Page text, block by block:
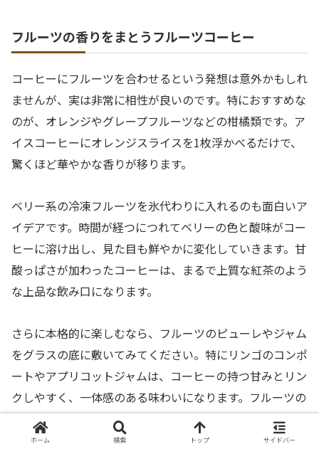
フルーツの香りをまとうフルーツコーヒー
コーヒーにフルーツを合わせるという発想は意外かもしれ
ませんが、実は非常に相性が良いのです。特におすすめな
のが、オレンジやグレープフルーツなどの柑橘類です。ア
イスコーヒーにオレンジスライスを1枚浮かべるだけで、
驚くほど華やかな香りが移ります。
ベリー系の冷凍フルーツを氷代わりに入れるのも面白いア
イデアです。時間が経つにつれてベリーの色と酸味がコー
ヒーに溶け出し、見た目も鮮やかに変化していきます。甘
酸っぱさが加わったコーヒーは、まるで上質な紅茶のよう
な上品な飲み口になります。
さらに本格的に楽しむなら、フルーツのピューレやジャム
をグラスの底に敷いてみてください。特にリンゴのコンポ
ートやアプリコットジャムは、コーヒーの持つ甘みとリン
クしやすく、一体感のある味わいになります。フルーツの
種類を変えるだけで、バリエーションは無限です。
ホーム 検索 トップ サイドバー